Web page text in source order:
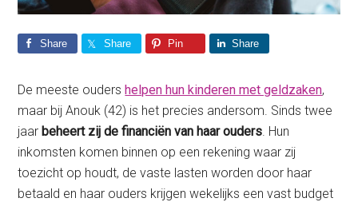
Share Share Pin Share
De meeste oudershelpen hun kinderen met geldzaken,
maar bij Anouk (42) is het precies andersom. Sinds twee
jaarbeheert zij de financiën van haar ouders. Hun
inkomsten komen binnen op een rekening waar zij
toezicht op houdt, de vaste lasten worden door haar
betaald en haar ouders krijgen wekelijks een vast budget